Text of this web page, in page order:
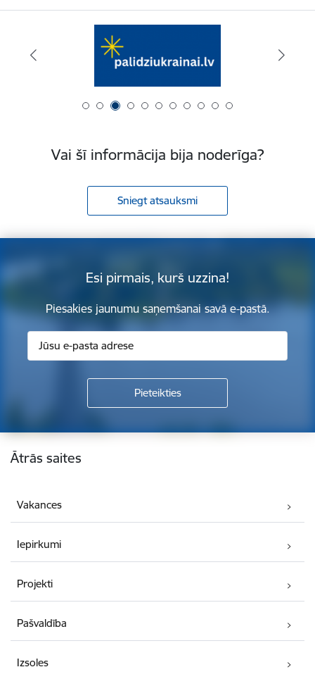
Vai šī informācija bija noderīga?
Sniegt atsauksmi
Esi pirmais, kurš uzzina!
Piesakies jaunumu saņemšanai savā e-pastā.
Kājene
Ātrās saites
Vakances
Iepirkumi
Projekti
Pašvaldība
Izsoles